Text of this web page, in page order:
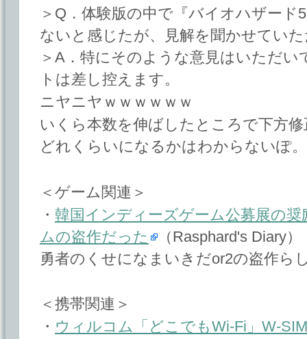
＞Q．体験版の中で『バイオハザード
ないと感じたが、見解を聞かせてい
＞A．特にそのような意見はいただ
トは差し控えます。
ニヤニヤｗｗｗｗｗｗ
いくら本数を伸ばしたところで下方
どれくらいになるかはわからないぽ。
＜ゲーム関連＞
・ 韓国インディーズゲーム公募展の
ムの盗作だった
（Rasphard's Diary）
勇者のくせになまいきだor2の盗作ら
＜携帯関連＞
・ ウィルコム「どこでもWi-Fi」W-